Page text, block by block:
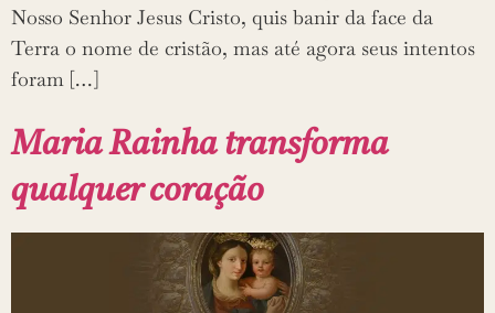
Nosso Senhor Jesus Cristo, quis banir da face da
Terra o nome de cristão, mas até agora seus intentos
foram […]
Maria Rainha transforma
qualquer coração